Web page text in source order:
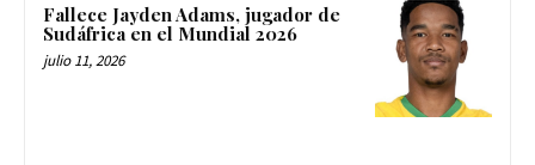
Fallece Jayden Adams, jugador de
Sudáfrica en el Mundial 2026
julio 11, 2026